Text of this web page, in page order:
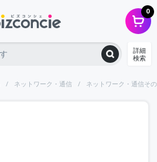
0
詳細
検索
ネットワーク・通信 ネットワーク・通信そ